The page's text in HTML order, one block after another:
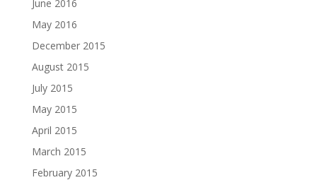
June 2016
May 2016
December 2015
August 2015
July 2015
May 2015
April 2015
March 2015
February 2015